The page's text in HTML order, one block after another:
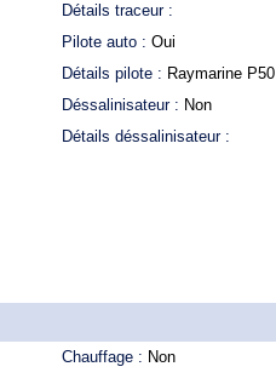
Détails traceur :
Pilote auto : Oui
Détails pilote : Raymarine P50
Déssalinisateur : Non
Détails déssalinisateur :
Chauffage : Non